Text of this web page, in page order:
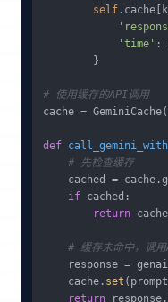
self
'time' :
        }
# 使用缓存的API调用
cache =
def
# 先检查缓存
cached =
if cached:
return
# 缓存未命中，调
response =
    cache.
set
return